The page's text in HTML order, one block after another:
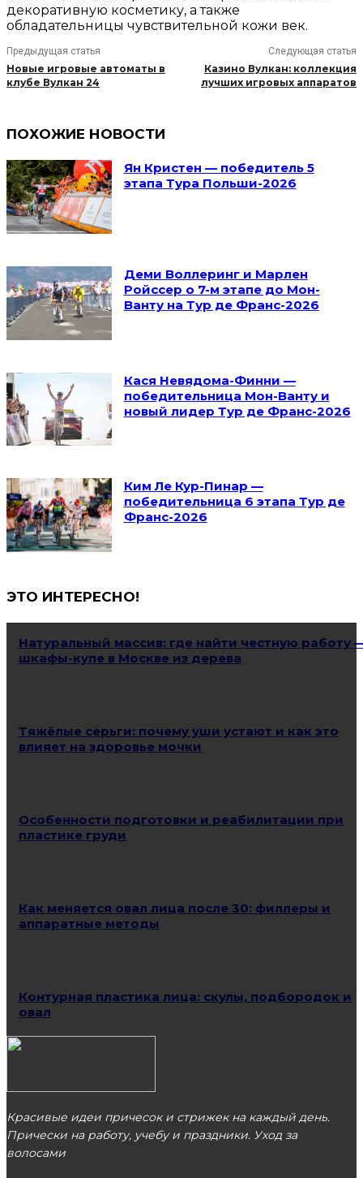
декоративную косметику, а также
обладательницы чувствительной кожи век.
Предыдущая статья
Новые игровые автоматы в
клубе Вулкан 24
Следующая статья
Казино Вулкан: коллекция
лучших игровых аппаратов
ПОХОЖИЕ НОВОСТИ
Ян Кристен — победитель 5
этапа Тура Польши-2026
Деми Воллеринг и Марлен
Ройссер о 7-м этапе до Мон-
Ванту на Тур де Франс-2026
Кася Невядома-Финни —
победительница Мон-Ванту и
новый лидер Тур де Франс-2026
Ким Ле Кур-Пинар —
победительница 6 этапа Тур де
Франс-2026
ЭТО ИНТЕРЕСНО!
Натуральный массив: где найти честную работу
шкафы-купе в Москве из дерева
Тяжёлые серьги: почему уши устают и как это
влияет на здоровье мочки
Особенности подготовки и реабилитации при
пластике груди
Как меняется овал лица после 30: филлеры и
аппаратные методы
Контурная пластика лица: скулы, подбородок и
овал
Красивые идеи причесок и стрижек на каждый день.
Прически на работу, учебу и праздники. Уход за
волосами